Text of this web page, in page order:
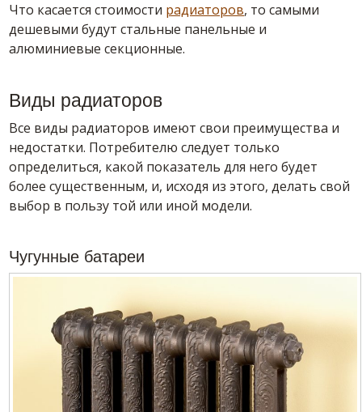
Что касается стоимости радиаторов, то самыми
дешевыми будут стальные панельные и
алюминиевые секционные.
Виды радиаторов
Все виды радиаторов имеют свои преимущества и
недостатки. Потребителю следует только
определиться, какой показатель для него будет
более существенным, и, исходя из этого, делать свой
выбор в пользу той или иной модели.
Чугунные батареи